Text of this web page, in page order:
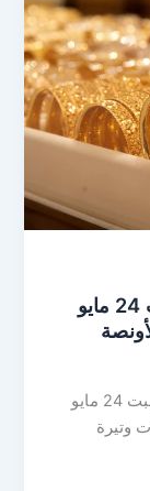
أسعار الذهب في العراق اليوم السبت 24 مايو
شهدت أسواق الذهب في العراق اليوم السبت 24 مايو
وتيرة